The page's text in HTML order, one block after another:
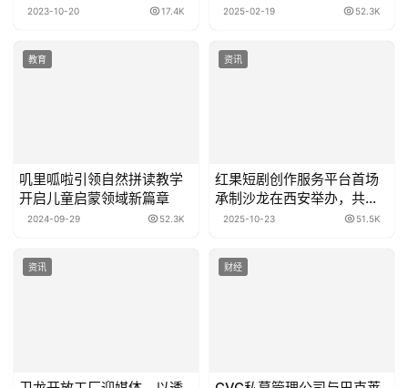
2023-10-20 17.4K 2025-02-19 52.3K
教育
叽里呱啦引领自然拼读教学
开启儿童启蒙领域新篇章
2024-09-29 52.3K
资讯
红果短剧创作服务平台首场
承制沙龙在西安举办，共筑
短剧产业协作新生态
2025-10-23 51.5K
资讯 财经